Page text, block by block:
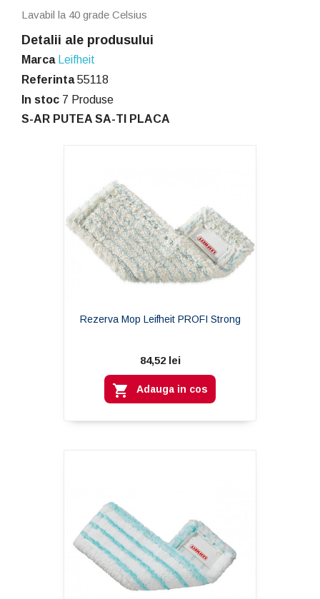
Lavabil la 40 grade Celsius
Detalii ale produsului
Marca
Leifheit
Referinta 55118
In stoc 7 Produse
S-AR PUTEA SA-TI PLACA
Rezerva Mop Leifheit PROFI Strong
84,52 lei
 Adauga in cos